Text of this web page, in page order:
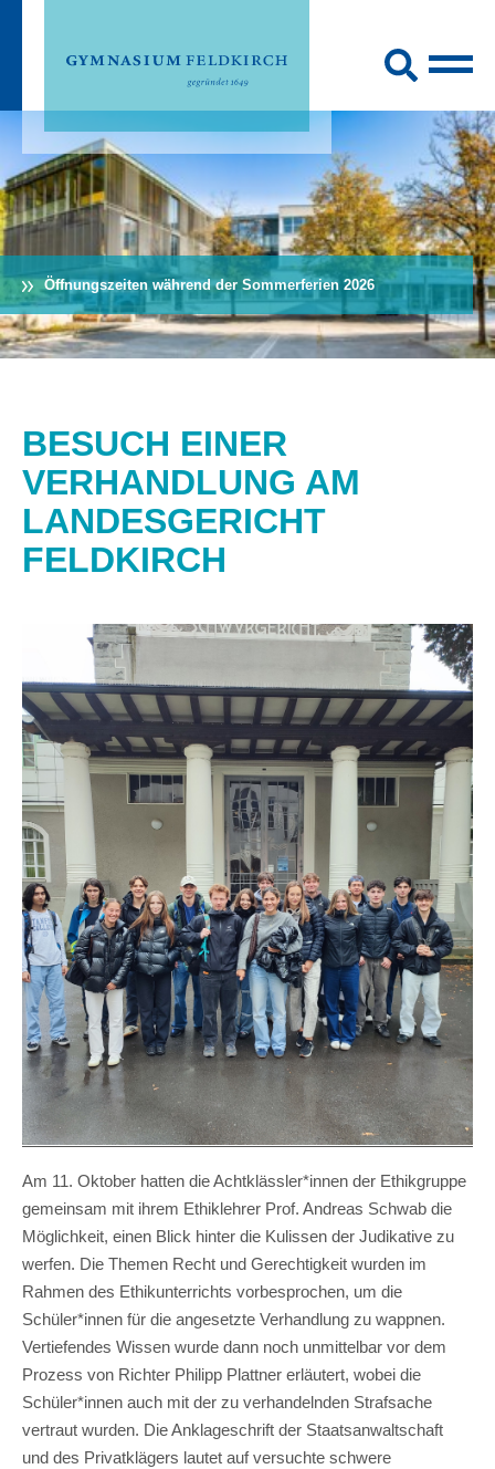
Öffnungszeiten während der Sommerferien 2026
BESUCH EINER
VERHANDLUNG AM
LANDESGERICHT
FELDKIRCH
Am 11. Oktober hatten die Achtklässler*innen der Ethikgruppe
gemeinsam mit ihrem Ethiklehrer Prof. Andreas Schwab die
Möglichkeit, einen Blick hinter die Kulissen der Judikative zu
werfen. Die Themen Recht und Gerechtigkeit wurden im
Rahmen des Ethikunterrichts vorbesprochen, um die
Schüler*innen für die angesetzte Verhandlung zu wappnen.
Vertiefendes Wissen wurde dann noch unmittelbar vor dem
Prozess von Richter Philipp Plattner erläutert, wobei die
Schüler*innen auch mit der zu verhandelnden Strafsache
vertraut wurden. Die Anklageschrift der Staatsanwaltschaft
und des Privatklägers lautet auf versuchte schwere